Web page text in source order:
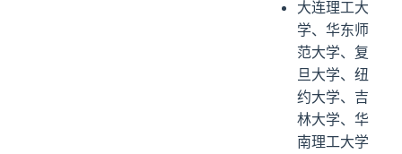
大连理工大
学、华东师
范大学、复
旦大学、纽
约大学、吉
林大学、华
南理工大学